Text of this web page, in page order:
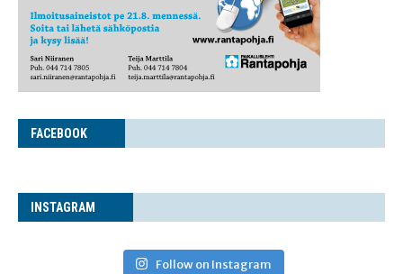
FACE­BOOK
INS­TA­GRAM
Follow on Instagram